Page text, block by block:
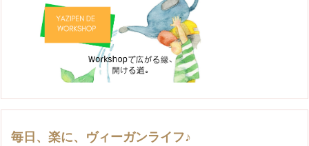
毎日、楽に、ヴィーガンライフ♪